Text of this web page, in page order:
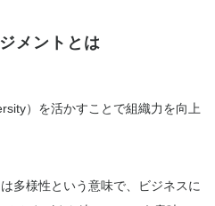
メントとは
）を活かすことで組織力を向上
多様性という意味で、ビジネスに